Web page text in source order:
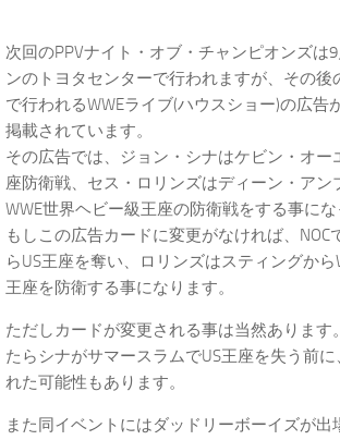
次回のPPVナイト・オブ・チャンピオンズは
ンのトヨタセンターで行われますが、その後
で行われるWWEライブ(ハウスショー)の広告
掲載されています。
その広告では、ジョン・シナはケビン・オー
座防衛戦、セス・ロリンズはディーン・アン
WWE世界ヘビー級王座の防衛戦をする事にな
もしこの広告カードに変更がなければ、NOC
らUS王座を奪い、ロリンズはスティングから
王座を防衛する事になります。
ただしカードが変更される事は当然あります
たらシナがサマースラムでUS王座を失う前
れた可能性もあります。
また同イベントにはダッドリーボーイズが出